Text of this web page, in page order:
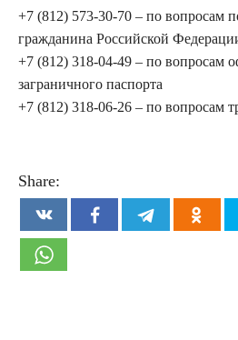
+7 (812) 573-30-70 – по вопросам
гражданина Российской
+7 (812) 318-04-49 – по вопросам
заграничного паспорта
+7 (812) 318-06-26 – по вопросам
Share: